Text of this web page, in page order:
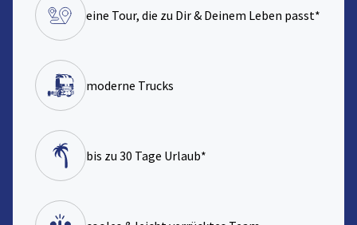
eine Tour, die zu Dir & Deinem Leben passt*
moderne Trucks
bis zu 30 Tage Urlaub*